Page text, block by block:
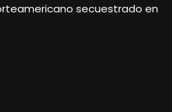
secuestrado en